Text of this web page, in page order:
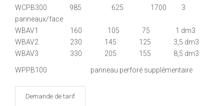
WCPB300 985 625 1700 3
panneaux/face
WBAV1 160 105 75 1 dm3
WBAV2 230 145 125 3,5 dm3
WBAV3 330 205 155 8,5 dm3
WPPB100 panneau perforé supplémentaire
Demande de tarif